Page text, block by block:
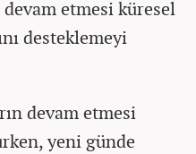
etmesi küresel
desteklemeyi
devam etmesi
yeni günde